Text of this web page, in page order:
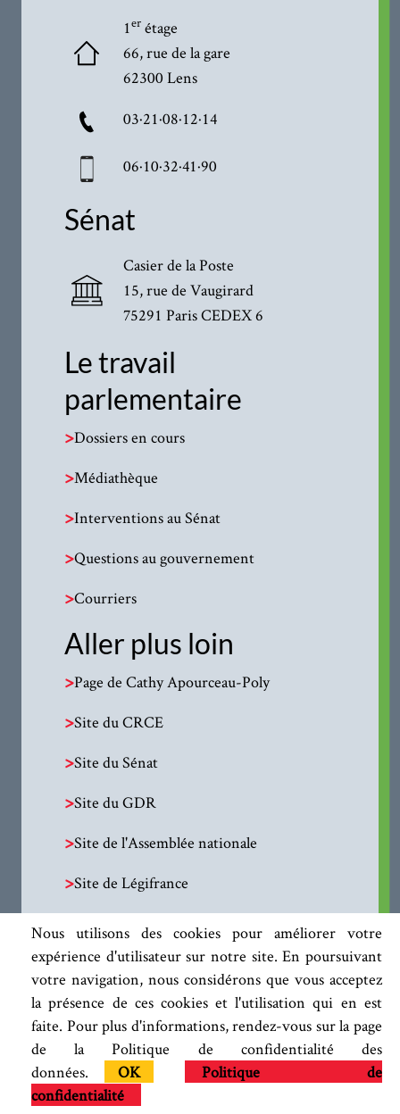
Nous utilisons des cookies pour améliorer votre
expérience d'utilisateur sur notre site. En poursuivant
votre navigation, nous considérons que vous acceptez
la présence de ces cookies et l'utilisation qui en est
faite. Pour plus d'informations, rendez-vous sur la page
de la Politique de confidentialité des
données.
OK
Politique de
confidentialité
1erétage
66, rue de la gare
62300 Lens
03·21·08·12·14
06·10·32·41·90
Sénat
Casier de la Poste
15, rue de Vaugirard
75291 Paris CEDEX 6
Le travail
parlementaire
>Dossiers en cours
>Médiathèque
>Interventions au Sénat
>Questions au gouvernement
>Courriers
Aller plus loin
>Page de Cathy Apourceau-Poly
>Site du CRCE
>Site du Sénat
>Site du GDR
>Site de l'Assemblée nationale
>Site de Légifrance